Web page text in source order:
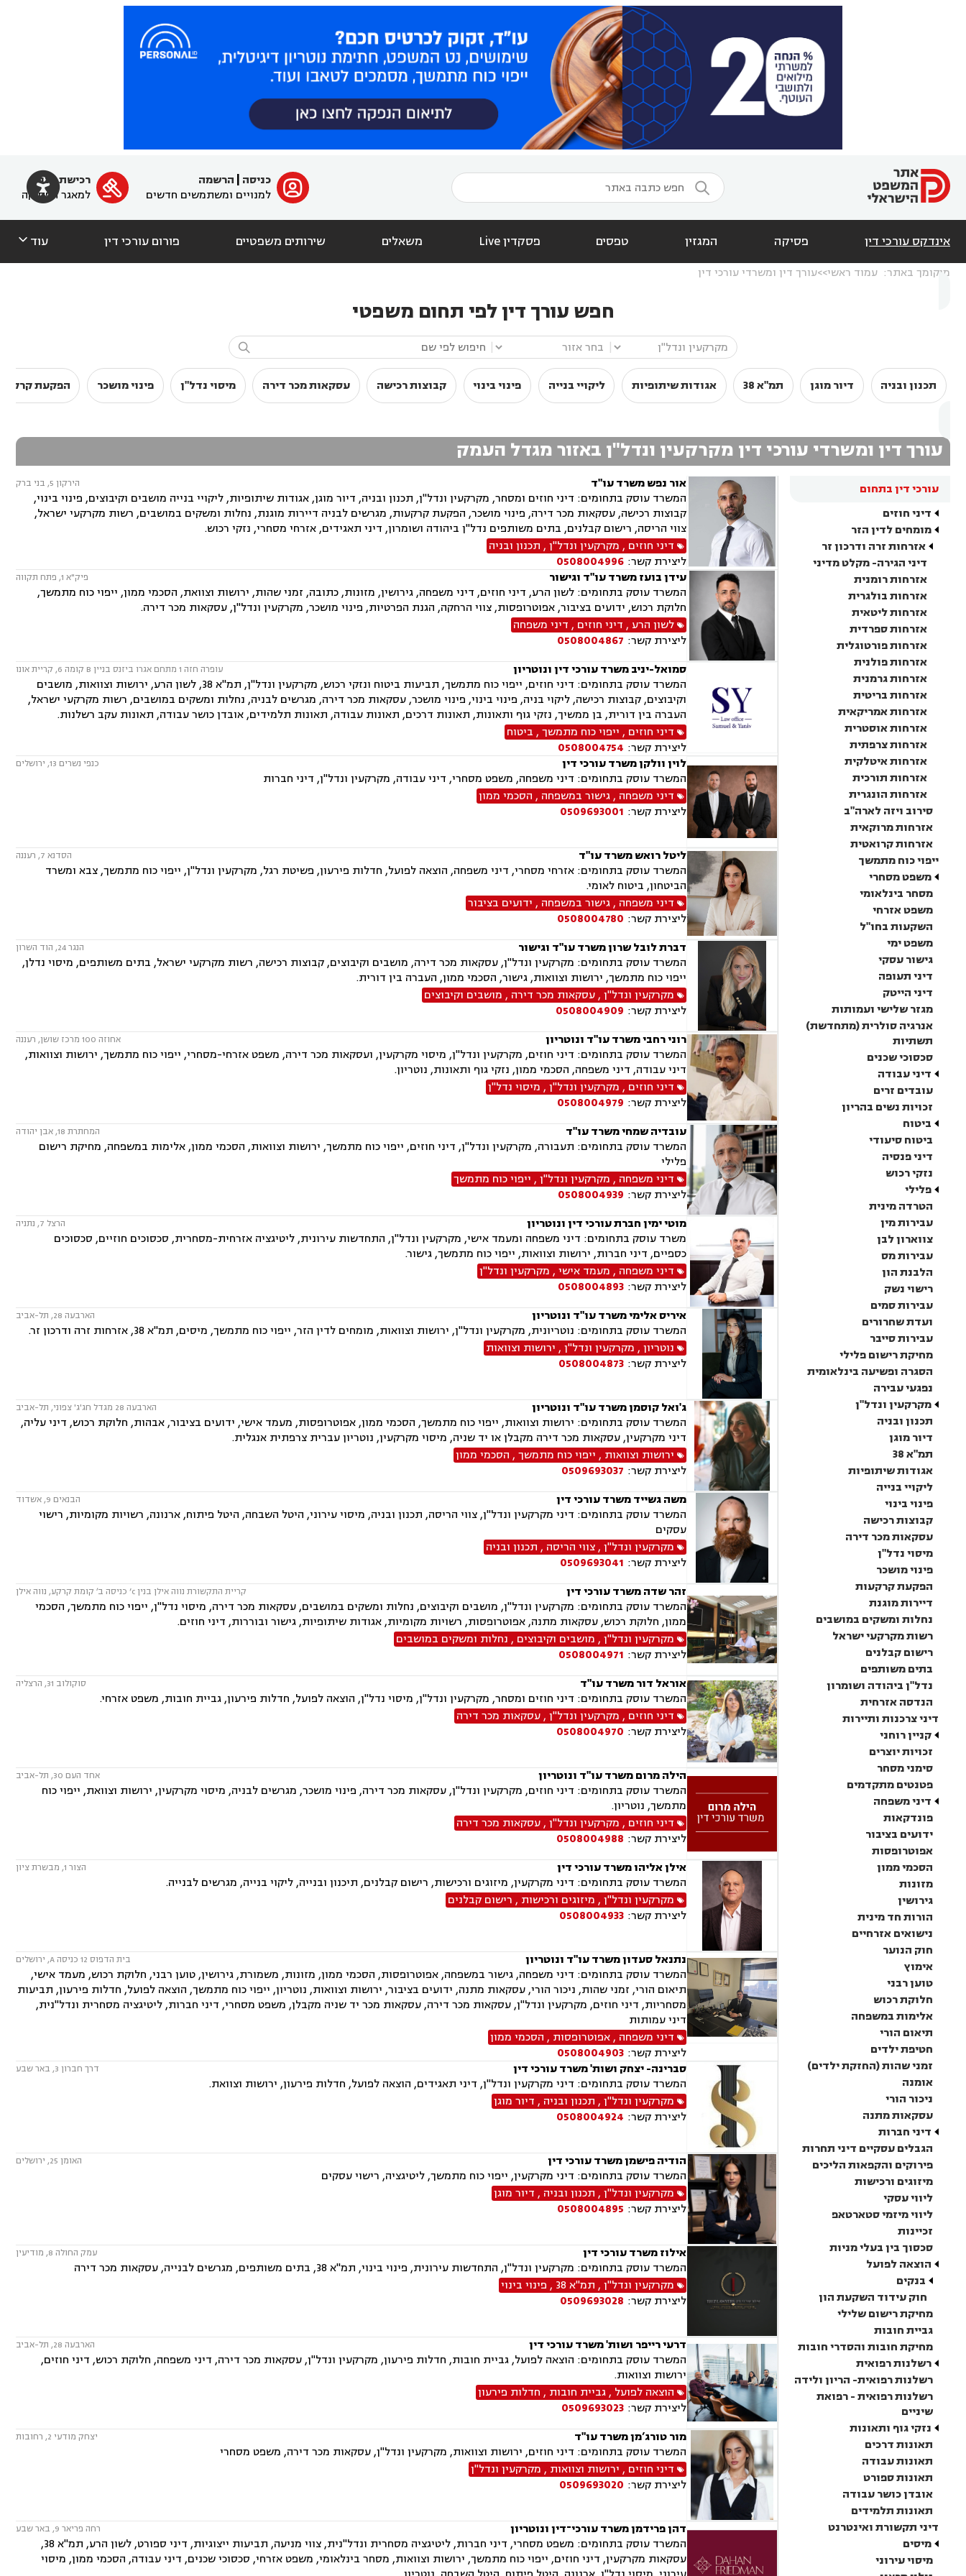
  ﱐ כניסה
הרשמה
למנויים ומשתמשים חדשים

רכישת מנוי
למאגר הפסיקה
אינדקס עורכי דין פסיקה המגזין טפסים פסקדין Live משאלים שירותים משפטיים פורום עורכי דין עוד 
מיקומך באתר: עמוד ראשי עורך דין ומשרדי עורכי דין
חפש עורך דין לפי תחום משפטי

תכנון ובניה דיור מוגן תמ"א 38 אגודות שיתופיות ליקויי בנייה פינוי בינוי קבוצות רכישה עסקאות מכר דירה מיסוי נדל"ן פינוי מושכר הפקעת
עורך דין ומשרדי עורכי דין מקרקעין ונדל"ן באזור מגדל העמק
עורכי דין בתחום
דיני חוזים
מומחים לדין הזר
אזרחות זרה ודרכון זר
דיני הגירה- מקלט מדיני
אזרחות רומנית
אזרחות בולגרית
אזרחות ליטאית
אזרחות ספרדית
אזרחות פורטוגלית
אזרחות פולנית
אזרחות גרמנית
אזרחות בריטית
אזרחות אמריקאית
אזרחות אוסטרית
אזרחות צרפתית
אזרחות איטלקית
אזרחות תורכית
אזרחות הונגרית
סירוב ויזה לארה"ב
אזרחות מרוקאית
אזרחות קרואטית
ייפוי כוח מתמשך
משפט מסחרי
מסחר בינלאומי
משפט אזרחי
השקעות בחו"ל
משפט ימי
גישור עסקי
דיני תעופה
דיני הייטק
מגזר שלישי ועמותות
אנרגיה סולרית (מתחדשת)
תשתיות
סכסוכי שכנים
דיני עבודה
עובדים זרים
זכויות נשים בהריון
ביטוח
ביטוח סיעודי
דיני פנסיה
נזקי רכוש
פלילי
הטרדה מינית
עבירות מין
צווארון לבן
עבירות מס
הלבנת הון
רישוי נשק
עבירות סמים
ועדת שחרורים
עבירות סייבר
מחיקת רישום פלילי
הסגרה ופשיעה בינלאומית
נפגעי עבירה
מקרקעין ונדל"ן
תכנון ובניה
דיור מוגן
תמ"א 38
אגודות שיתופיות
ליקויי בנייה
פינוי בינוי
קבוצות רכישה
עסקאות מכר דירה
מיסוי נדל"ן
פינוי מושכר
הפקעת קרקעות
דיירות מוגנת
נחלות ומשקים במושבים
רשות מקרקעי ישראל
רישום קבלנים
בתים משותפים
נדל"ן ביהודה ושומרון
הנדסה אזרחית
דיני צרכנות ותיירות
קניין רוחני
זכויות יוצרים
סימני מסחר
פטנטים מתקדמים
דיני משפחה
פונדקאות
ידועים בציבור
אפוטרופסות
הסכמי ממון
מזונות
גירושין
הורות חד מינית
נישואים אזרחיים
חוק הנוער
אימוץ
טוען רבני
חלוקת רכוש
אלימות במשפחה
תיאום הורי
חטיפת ילדים
זמני שהות (החזקת ילדים)
אומנה
ניכור הורי
עסקאות מתנה
דיני חברות
הגבלים עסקיים דיני תחרות
פירוקים והקפאות הליכים
מיזוגים ורכישות
ליווי עסקי
ליווי מיזמי סטארטאפ
זכיינות
סכסוך בין בעלי מניות
הוצאה לפועל
בנקים
חוק עידוד השקעת הון
מחיקת רישום שלילי
גביית חובות
מחיקת חובות והסדרי חובות
רשלנות רפואית
רשלנות רפואית- הריון ולידה
רשלנות רפואית - רפואת
שיניים
נזקי גוף ותאונות
תאונות דרכים
תאונות עבודה
תאונות ספורט
אובדן כושר עבודה
תאונות תלמידים
דיני תקשורת ואינטרנט
מיסים
מיסוי עירוני
אור נפש משרד עו"ד הירקון 5, בני ברק
המשרד עוסק בתחומים: דיני חוזים ומסחר, מקרקעין ונדל"ן, תכנון ובניה, דיור מוגן, אגודות שיתופיות, ליקויי בנייה מושבים וקיבוצים, פינוי בינוי,
קבוצות רכישה, עסקאות מכר דירה, פינוי מושכר, הפקעת קרקעות, מגרשים לבניה דיירות מוגנת, נחלות ומשקים במושבים, רשות מקרקעי ישראל,
צווי הריסה, רישום קבלנים, בתים משותפים נדל"ן ביהודה ושומרון, דיני תאגידים, אזרחי מסחרי, נזקי רכוש.
דיני חוזים , מקרקעין ונדל"ן, תכנון ובניה
ליצירת קשר: 0508004996
עידן בועז משרד עו"ד וגישור
פיק"א 1, פתח תקווה
המשרד עוסק בתחומים: לשון הרע, דיני חוזים, דיני משפחה, גירושין, מזונות, כתובה, זמני שהות, ירושות וצוואת, הסכמי ממון, ייפוי כוח מתמשך,
חלוקת רכוש, ידועים בציבור, אפוטרופסות, צווי הרחקה, הגנת הפרטיות, פינוי מושכר, מקרקעין ונדל"ן, עסקאות מכר דירה.
לשון הרע , דיני חוזים , דיני משפחה
ליצירת קשר: 0508004867
סמואל-יניב משרד עורכי דין ונוטריון
עופרה חזה 1 מתחם אגרו ביזנס בניין B קומה 6, קריית אונו
המשרד עוסק בתחומים: דיני חוזים, ייפוי כוח מתמשך, תביעות ביטוח ונזקי רכוש, מקרקעין ונדל"ן, תמ"א 38, לשון הרע, ירושות וצוואות, מושבים
וקיבוצים, קבוצות רכישה, ליקוי בניה, פינוי בינוי, פינוי מושכר, עסקאות מכר דירה, מגרשים לבניה, נחלות ומשקים במושבים, רשות מקרקעי ישראל,
העברה בין דורית, בן ממשיך, נזקי גוף ותאונות, תאונות דרכים, תאונות עבודה, תאונות תלמידים, אובדן כושר עבודה, תאונות עקב רשלנות.
דיני חוזים , ייפוי כוח מתמשך, ביטוח
ליצירת קשר: 0508004754
לוין וולקן משרד עורכי דין
כנפי נשרים 13, ירושלים
המשרד עוסק בתחומים: דיני משפחה, משפט מסחרי, דיני עבודה, מקרקעין ונדל"ן, דיני חברות
דיני משפחה ,גישור במשפחה , הסכמי ממון
ליצירת קשר: 0509693001
ליטל רואש משרד עו"ד הסדנא 7, רעננה
המשרד עוסק בתחומים: אזרחי מסחרי, דיני משפחה, הוצאה לפועל, חדלות פירעון, פשיטת רגל, מקרקעין ונדל"ן, ייפוי כוח מתמשך, צבא ומשרד
הביטחון, ביטוח לאומי.
דיני משפחה ,גישור במשפחה , ידועים בציבור
ליצירת קשר: 0508004780
דברת לובל שרון משרד עו"ד וגישור
הנגר 24, הוד השרון
המשרד עוסק בתחומים: מקרקעין ונדל"ן, עסקאות מכר דירה, מושבים וקיבוצים, קבוצות רכישה, רשות מקרקעי ישראל, בתים משותפים, מיסוי נדלן,
ייפוי כוח מתמשך, ירושות וצוואות, גישור, הסכמי ממון, העברה בין דורית.
מקרקעין ונדל"ן,עסקאות מכר דירה , מושבים וקיבוצים
ליצירת קשר: 0508004909
רוני רחבי משרד עו"ד ונוטריון
אחוזה 100 מרכז שושן, רעננה
המשרד עוסק בתחומים: דיני חוזים, מקרקעין ונדל"ן, מיסוי מקרקעין, ועסקאות מכר דירה, משפט אזרחי-מסחרי, ייפוי כוח מתמשך, ירושות וצוואות,
דיני עבודה, דיני משפחה, הסכמי ממון, נזקי גוף ותאונות, נוטריון.
דיני חוזים , מקרקעין ונדל"ן, מיסוי נדל"ן
ליצירת קשר: 0508004979
עובדיה שמחי משרד עו"ד
המחתרת 18, אבן יהודה
המשרד עוסק בתחומים: תעבורה, מקרקעין ונדל"ן, דיני חוזים, ייפוי כוח מתמשך, ירושות וצוואות, הסכמי ממון, אלימות במשפחה, מחיקת רישום
פלילי
דיני משפחה , מקרקעין ונדל"ן, ייפוי כוח מתמשך
ליצירת קשר: 0508004939
מוטי ימין חברת עורכי דין ונוטריון
הרצל 7, נתניה
משרד עוסק בתחומים: דיני משפחה ומעמד אישי, מקרקעין ונדל"ן, התחדשות עירונית, ליטיגציה אזרחית-מסחרית, סכסוכים חוזיים, סכסוכים
כספיים, דיני חברות, ירושות וצוואות, ייפוי כוח מתמשך, גישור.
דיני משפחה , מעמד אישי, מקרקעין ונדל"ן
ליצירת קשר: 0508004893
איריס אלימי משרד עו"ד ונוטריון
הארבעה 28, תל-אביב
המשרד עוסק בתחומים: נוטריונית, מקרקעין ונדל"ן, ירושות וצוואות, מומחים לדין הזר, ייפוי כוח מתמשך, מיסים, תמ"א 38, אזרחות זרה ודרכון זר.
נוטריון, מקרקעין ונדל"ן, ירושות וצוואות
ליצירת קשר: 0508004873
ג'ואל קוסמן משרד עו"ד ונוטריון הארבעה 28 מגדל חג'ג' צפוני, תל-אביב
המשרד עוסק בתחומים: ירושות וצוואות, ייפוי כוח מתמשך, הסכמי ממון, אפוטרופסות, מעמד אישי, ידועים בציבור, אבהות, חלוקת רכוש, דיני עליה,
דיני מקרקעין, עסקאות מכר דירה מקבלן או יד שניה, מיסוי מקרקעין, נוטריון עברית צרפתית אנגלית.
ירושות וצוואות , ייפוי כוח מתמשך, הסכמי ממון
ליצירת קשר: 0509693037
משה גשייד משרד עורכי דין
הבנאים 9, אשדוד
המשרד עוסק בתחומים: דיני מקרקעין ונדל"ן, צווי הריסה, תכנון ובניה, מיסוי עירוני, היטל השבחה, היטל פיתוח, ארנונה, רשויות מקומיות, רישוי
עסקים
מקרקעין ונדל"ן,צווי הריסה , תכנון ובניה
ליצירת קשר: 0509693041
זהר שדה משרד עורכי דין
קריית התקשורת נווה אילן בנין c’ כניסה ב׳ קומת קרקע, נווה אילן
המשרד עוסק בתחומים: מקרקעין ונדל"ן, מושבים וקיבוצים, נחלות ומשקים במושבים, עסקאות מכר דירה, מיסוי נדל"ן, ייפוי כוח מתמשך, הסכמי
ממון, חלוקת רכוש, עסקאות מתנה, אפוטרופסות, רשויות מקומיות, אגודות שיתופיות, גישור ובוררות, דיני חוזים.
מקרקעין ונדל"ן, מושבים וקיבוצים , נחלות ומשקים במושבים
ליצירת קשר: 0508004971
אוראל דור משרד עו"ד
סוקולוב 31, הרצליה
המשרד עוסק בתחומים: דיני חוזים ומסחר, מקרקעין ונדל"ן, מיסוי נדל"ן, הוצאה לפועל, חדלות פירעון, גביית חובות, משפט אזרחי.
דיני חוזים , מקרקעין ונדל"ן,עסקאות מכר דירה
ליצירת קשר: 0508004970
הילה מרום משרד עו"ד ונוטריון אחד העם 30, תל-אביב
המשרד עוסק בתחומים: דיני חוזים, מקרקעין ונדל"ן, עסקאות מכר דירה, פינוי מושכר, מגרשים לבניה, מיסוי מקרקעין, ירושות וצוואת, ייפוי כוח
מתמשך, נוטריון.
דיני חוזים , מקרקעין ונדל"ן,עסקאות מכר דירה
ליצירת קשר: 0508004988
אילן אליהו משרד עורכי דין
הצור 1, מבשרת ציון
המשרד עוסק בתחומים: דיני מקרקעין, מיזוגים ורכישות, רישום קבלנים, תיכנון ובנייה, ליקוי בנייה, מגרשים לבנייה.
מקרקעין ונדל"ן, מיזוגים ורכישות , רישום קבלנים
ליצירת קשר: 0508004933
נתנאל סעדון משרד עו"ד ונוטריון בית הדפוס 12 כניסה A, ירושלים
המשרד עוסק בתחומים: דיני משפחה, גישור במשפחה, אפוטרופסות, הסכמי ממון, מזונות, משמורת, גירושין, טוען רבני, חלוקת רכוש, מעמד אישי,
תיאום הורי, זמני שהות, ניכור הורי, עסקאות מתנה, ידועים בציבור, ירושות וצוואות, נוטריון, ייפוי כוח מתמשך, הוצאה לפועל, חדלות פירעון, תביעות
מסחריות, דיני חוזים, מקרקעין ונדל"ן, עסקאות מכר דירה, עסקאות מכר יד שניה מקבלן, משפט מסחרי, דיני חברות, ליטיגציה מסחרית ונדל"נית,
דיני עמותות
דיני משפחה ,אפוטרופסות , הסכמי ממון
ליצירת קשר: 0508004903
סברינה- יצחק ושות' משרד עורכי דין
דרך חברון 3, באר שבע
המשרד עוסק בתחומים: דיני מקרקעין ונדל"ן, דיני תאגידים, הוצאה לפועל, חדלות פירעון, ירושות וצוואת.
מקרקעין ונדל"ן, תכנון ובניה , דיור מוגן
ליצירת קשר: 0508004924
הודיה פישמן משרד עורכי דין האומן 25, ירושלים
המשרד עוסק בתחומים: דיני מקרקעין, ייפוי כוח מתמשך, ליטיגציה, רישוי עסקים
מקרקעין ונדל"ן, תכנון ובניה , דיור מוגן
ליצירת קשר: 0508004895
אילוז משרד עורכי דין עמק החולה 8, מודיעין
המשרד עוסק בתחומים: מקרקעין ונדל"ן, התחדשות עירונית, פינוי בינוי, תמ"א 38, בתים משותפים, מגרשים לבנייה, עסקאות מכר דירה
מקרקעין ונדל"ן, תמ"א 38 , פינוי בינוי
ליצירת קשר: 0509693028
דרעי רייפר ושות' משרד עורכי דין הארבעה 28, תל-אביב
המשרד עוסק בתחומים: הוצאה לפועל, גביית חובות, חדלות פירעון, מקרקעין ונדל"ן, עסקאות מכר דירה, דיני משפחה, חלוקת רכוש, דיני חוזים,
ירושות וצוואות.
הוצאה לפועל ,גביית חובות , חדלות פירעון
ליצירת קשר: 0509693023
מור טורג’מן משרד עו"ד
יצחק מודעי 2, רחובות
המשרד עוסק בתחומים: דיני חוזים, ירושות וצוואות, מקרקעין ונדל"ן, עסקאות מכר דירה, משפט מסחרי
דיני חוזים , ירושות וצוואות , מקרקעין ונדל"ן
ליצירת קשר: 0509693020
דהן פרידמן משרד עורכי־דין ונוטריון רחה פריאר 9, באר שבע
המשרד עוסק בתחומים: משפט מסחרי, דיני חברות, ליטיגציה מסחרית ונדל"נית, צווי מניעה, תביעות ייצוגיות, דיני ספורט, לשון הרע, תמ"א 38,
עסקאות מקרקעין, דיני חוזים, ייפוי כוח מתמשך, ירושות וצוואות, מסחר בינלאומי, משפט אזרחי, סכסוכי שכנים, דיני עבודה, הסכמי ממון, מיסוי